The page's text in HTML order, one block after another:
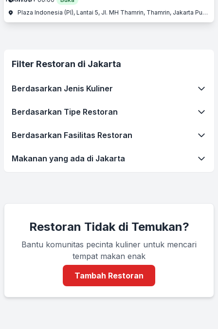
Plaza Indonesia (PI), Lantai 5, Jl. MH Thamrin, Thamrin, Jakarta Pusat, Jakarta
Filter Restoran di Jakarta
Berdasarkan Jenis Kuliner
Berdasarkan Tipe Restoran
Berdasarkan Fasilitas Restoran
Makanan yang ada di Jakarta
Restoran Tidak di Temukan?
Bantu komunitas pecinta kuliner untuk mencari
tempat makan enak
Tambah Restoran